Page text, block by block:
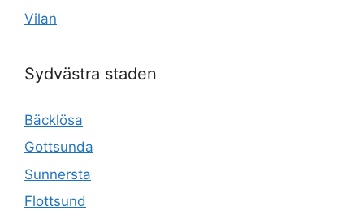
Vilan
Sydvästra staden
Bäcklösa
Gottsunda
Sunnersta
Flottsund